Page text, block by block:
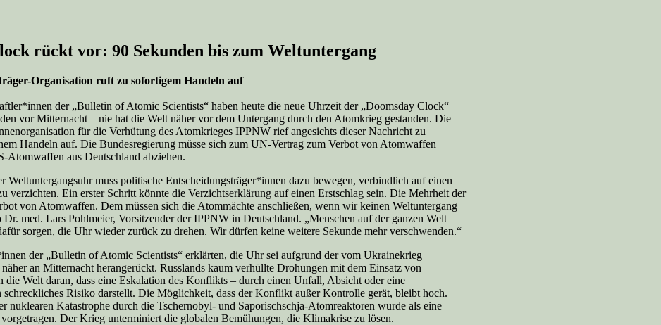
rückt vor: 90 Sekunden bis zum Weltuntergang
Organisation ruft zu sofortigem Handeln auf
der „Bulletin of Atomic Scientists“ haben heute die neue Uhrzeit der „Doomsday Clock“
vor Mitternacht – nie hat die Welt näher vor dem Untergang durch den Atomkrieg gestanden. Die
für die Verhütung des Atomkrieges IPPNW rief angesichts dieser Nachricht zu
Handeln auf. Die Bundesregierung müsse sich zum UN-Vertrag zum Verbot von Atomwaffen
Atomwaffen aus Deutschland abziehen.
Weltuntergangsuhr muss politische Entscheidungsträger*innen dazu bewegen, verbindlich auf einen
verzichten. Ein erster Schritt könnte die Verzichtserklärung auf einen Erstschlag sein. Die Mehrheit der
von Atomwaffen. Dem müssen sich die Atommächte anschließen, wenn wir keinen Weltuntergang
Dr. med. Lars Pohlmeier, Vorsitzender der IPPNW in Deutschland. „Menschen auf der ganzen Welt
sorgen, die Uhr wieder zurück zu drehen. Wir dürfen keine weitere Sekunde mehr verschwenden.“
der „Bulletin of Atomic Scientists“ erklärten, die Uhr sei aufgrund der vom Ukrainekrieg
näher an Mitternacht herangerückt. Russlands kaum verhüllte Drohungen mit dem Einsatz von
die Welt daran, dass eine Eskalation des Konflikts – durch einen Unfall, Absicht oder eine
Risiko darstellt. Die Möglichkeit, dass der Konflikt außer Kontrolle gerät, bleibt hoch.
nuklearen Katastrophe durch die Tschernobyl- und Saporischschja-Atomreaktoren wurde als eine
Der Krieg unterminiert die globalen Bemühungen, die Klimakrise zu lösen.